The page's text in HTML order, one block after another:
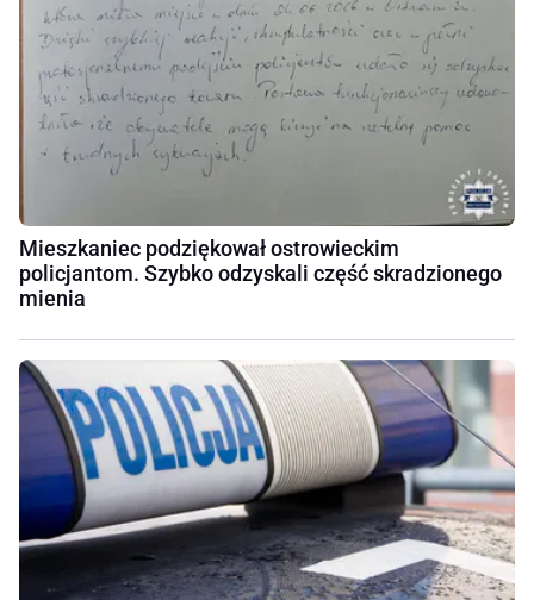
Mieszkaniec podziękował ostrowieckim
policjantom. Szybko odzyskali część skradzionego
mienia